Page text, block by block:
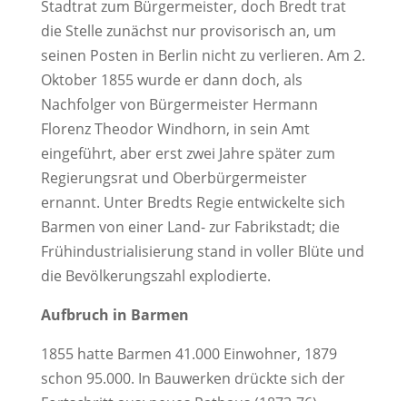
Stadtrat zum Bürgermeister, doch Bredt trat
die Stelle zunächst nur provisorisch an, um
seinen Posten in Berlin nicht zu verlieren. Am 2.
Oktober 1855 wurde er dann doch, als
Nachfolger von Bürgermeister Hermann
Florenz Theodor Windhorn, in sein Amt
eingeführt, aber erst zwei Jahre später zum
Regierungsrat und Oberbürgermeister
ernannt. Unter Bredts Regie entwickelte sich
Barmen von einer Land- zur Fabrikstadt; die
Frühindustrialisierung stand in voller Blüte und
die Bevölkerungszahl explodierte.
Aufbruch in Barmen
1855 hatte Barmen 41.000 Einwohner, 1879
schon 95.000. In Bauwerken drückte sich der